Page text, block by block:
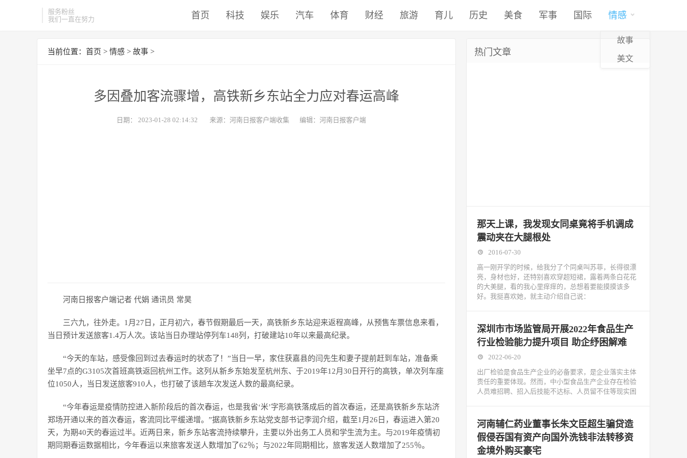
服务粉丝
我们一直在努力
首页 科技 娱乐 汽车 体育 财经 旅游 育儿 历史 美食 军事 国际 情感
故事
美文
当前位置： 首页 > 情感 > 故事 >
多因叠加客流骤增，高铁新乡东站全力应对春运高峰
日期： 2023-01-28 02:14:32 来源：河南日报客户端收集 编辑：河南日报客户端
河南日报客户端记者 代娟 通讯员 常昊
三六九，往外走。1月27日，正月初六，春节假期最后一天，高铁新乡东站迎来返程高峰，从预售车票信息来看，
当日预计发送旅客1.4万人次。该站当日办理站停列车148列，打破建站10年以来最高纪录。
“今天的车站，感受像回到过去春运时的状态了！”当日一早，家住获嘉县的闫先生和妻子提前赶到车站，准备乘
坐早7点的G3105次首班高铁返回杭州工作。这列从新乡东始发至杭州东、于2019年12月30日开行的高铁，单次列车座
位1050人，当日发送旅客910人，也打破了该趟车次发送人数的最高纪录。
“今年春运是疫情防控进入新阶段后的首次春运，也是我省‘米’字形高铁落成后的首次春运，还是高铁新乡东站济
郑场开通以来的首次春运，客流同比平缓递增。”据高铁新乡东站党支部书记李润介绍，截至1月26日，春运进入第20
天，为期40天的春运过半。近两日来，新乡东站客流持续攀升，主要以外出务工人员和学生流为主。与2019年疫情初
期同期春运数据相比，今年春运以来旅客发送人数增加了62％；与2022年同期相比，旅客发送人数增加了255％。
热门文章
那天上课，我发现女同桌竟将手机调成
震动夹在大腿根处
2016-07-30
高一刚开学的时候，给我分了个同桌叫苏菲，长得很漂
亮，身材也好，还特别喜欢穿超短裙，露着两条白花花
的大美腿，看的我心里痒痒的，总想着要能摸摸该多
好。我挺喜欢她，就主动介绍自己说：
深圳市市场监管局开展2022年食品生产
行业检验能力提升项目 助企纾困解难
2022-06-20
出厂检验是食品生产企业的必备要求，是企业落实主体
责任的重要体现。然而，中小型食品生产企业存在检验
人员难招聘、招入后技能不达标、人员留不住等现实困
河南辅仁药业董事长朱文臣超生骗贷造
假侵吞国有资产向国外洗钱非法转移资
金境外购买豪宅